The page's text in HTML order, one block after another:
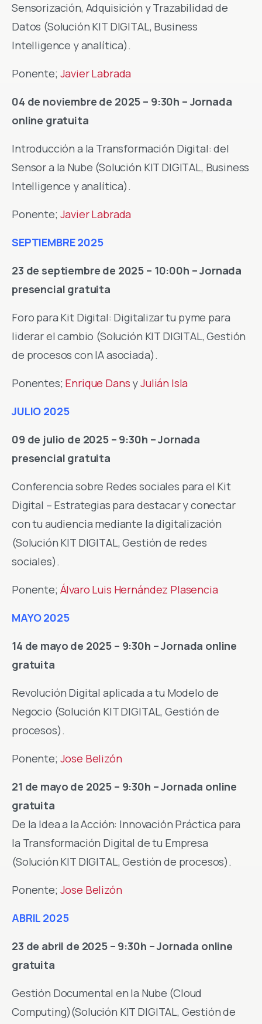
Sensorización, Adquisición y Trazabilidad de
Datos (Solución KIT DIGITAL, Business
Intelligence y analítica).
Ponente; Javier Labrada
04 de noviembre de 2025 – 9:30h – Jornada
online gratuita
Introducción a la Transformación Digital: del
Sensor a la Nube (Solución KIT DIGITAL, Business
Intelligence y analítica).
Ponente; Javier Labrada
SEPTIEMBRE 2025
23 de septiembre de 2025 – 10:00h – Jornada
presencial gratuita
Foro para Kit Digital: Digitalizar tu pyme para
liderar el cambio (Solución KIT DIGITAL, Gestión
de procesos con IA asociada).
Ponentes; Enrique Dans yJulián Isla
JULIO 2025
09 de julio de 2025 – 9:30h – Jornada
presencial gratuita
Conferencia sobre Redes sociales para el Kit
Digital – Estrategias para destacar y conectar
con tu audiencia mediante la digitalización
(Solución KIT DIGITAL, Gestión de redes
sociales).
Ponente; Álvaro Luis Hernández Plasencia
MAYO 2025
14 de mayo de 2025 – 9:30h – Jornada online
gratuita
Revolución Digital aplicada a tu Modelo de
Negocio (Solución KIT DIGITAL, Gestión de
procesos).
Ponente; Jose Belizón
21 de mayo de 2025 – 9:30h – Jornada online
gratuita
De la Idea a la Acción: Innovación Práctica para
la Transformación Digital de tu Empresa
(Solución KIT DIGITAL, Gestión de procesos).
Ponente; Jose Belizón
ABRIL 2025
23 de abril de 2025 – 9:30h – Jornada online
gratuita
Gestión Documental en la Nube (Cloud
Computing)(Solución KIT DIGITAL, Gestión de